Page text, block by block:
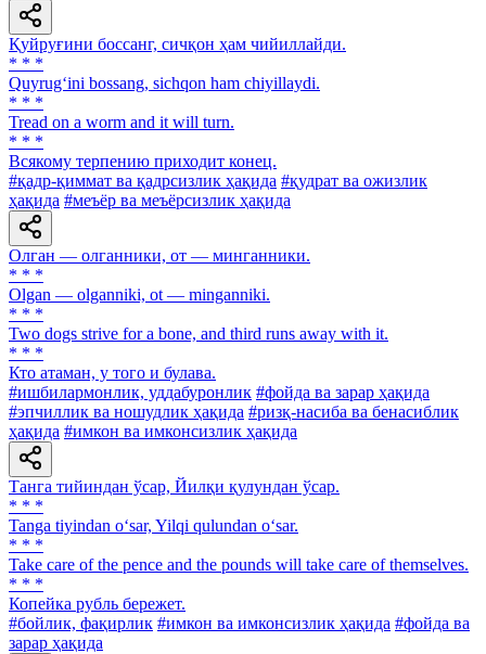
Қуйруғини боссанг, сичқон ҳам чийиллайди.
* * *
Quyrug‘ini bossang, sichqon ham chiyillaydi.
* * *
Tread on a worm and it will turn.
* * *
Всякому терпению приходит конец.
#қадр-қиммат ва қадрсизлик ҳақида #қудрат ва ожизлик
ҳақида #меъёр ва меъёрсизлик ҳақида
Олган — олганники, от — минганники.
* * *
Olgan — olganniki, ot — minganniki.
* * *
Two dogs strive for a bone, and third runs away with it.
* * *
Кто атаман, у того и булава.
#ишбилармонлик, уддабуронлик #фойда ва зарар ҳақида
#эпчиллик ва ношудлик ҳақида #ризқ-насиба ва бенасиблик
ҳақида #имкон ва имконсизлик ҳақида
Танга тийиндан ўсар, Йилқи қулундан ўсар.
* * *
Tanga tiyindan o‘sar, Yilqi qulundan o‘sar.
* * *
Take care of the pence and the pounds will take care of themselves.
* * *
Копейка рубль бережет.
#бойлик, фақирлик #имкон ва имконсизлик ҳақида #фойда ва
зарар ҳақида